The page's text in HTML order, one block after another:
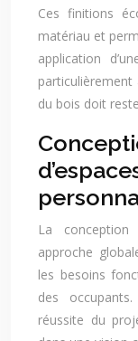
Ces finitions
matériau et
application
particulièrement
du bois doit
La conception
approche
les besoins
des
réussite du